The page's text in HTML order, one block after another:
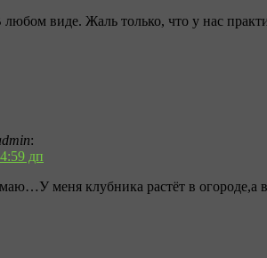
виде. Жаль только, что у нас
:
дп
меня клубника растёт в огороде,а